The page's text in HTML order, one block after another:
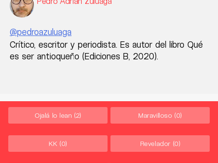
@pedroazuluaga
Crítico, escritor y periodista. Es autor del libro Qué
es ser antioqueño (Ediciones B, 2020).
Ojalá lo lean (2) Maravilloso (0)
KK (0) Revelador (0)